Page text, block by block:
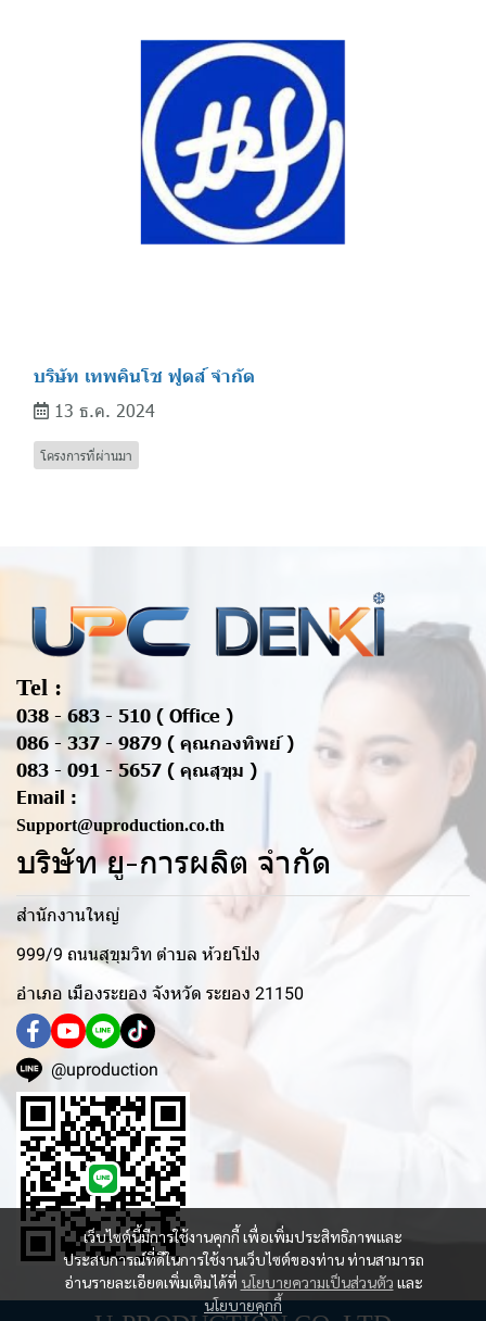
บริษัท เทพคินโช ฟูดส์ จำกัด
13 ธ.ค. 2024
โครงการที่ผ่านมา
เว็บไซต์นี้มีการใช้งานคุกกี้ เพื่อเพิ่มประสิทธิภาพและ
ประสบการณ์ที่ดีในการใช้งานเว็บไซต์ของท่าน ท่านสามารถ
อ่านรายละเอียดเพิ่มเติมได้ที่ นโยบายความเป็นส่วนตัว และ
นโยบายคุกกี้
Tel :
038 - 683 - 510 ( Office )
086 - 337 - 9879 ( คุณกองทิพย์ )
083 - 091 - 5657 ( คุณสุขุม )
Email :
Support@uproduction.co.th
บริษัท ยู-การผลิต จำกัด
สำนักงานใหญ่
999/9 ถนนสุขุมวิท ตำบล ห้วยโป่ง
อำเภอ เมืองระยอง จังหวัด ระยอง 21150
@uproduction